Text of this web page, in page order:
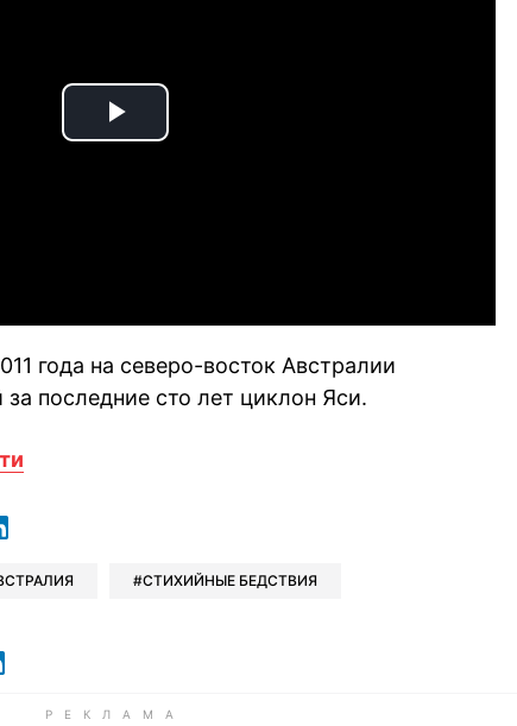
Play
года на северо-восток Австралии
последние сто лет циклон Яси.
Facebook
в Xв Viber
в Whatsapp
в Messenger
отправить в LinkedIn
СТИХИЙНЫЕ БЕДСТВИЯ
X в Google news
в Viber
Читайте в LinkedIn